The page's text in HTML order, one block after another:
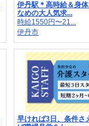
伊丹駅＊高時給＆身
なめの大人気求...
時給1550円〜21...
伊丹市
早ければ3日、条件さ